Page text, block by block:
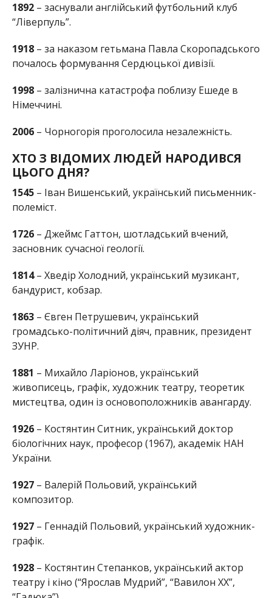
1892– заснували англійський футбольний клуб
“Ліверпуль”.
1918– за наказом гетьмана Павла Скоропадського
почалось формування Сердюцької дивізії.
1998– залізнична катастрофа поблизу Ешеде в
Німеччині.
2006– Чорногорія проголосила незалежність.
ХТО З ВІДОМИХ ЛЮДЕЙ НАРОДИВСЯ
ЦЬОГО ДНЯ?
1545– Іван Вишенський, український письменник-
полеміст.
1726– Джеймс Гаттон, шотладський вчений,
засновник сучасної геології.
1814– Хведір Холодний, український музикант,
бандурист, кобзар.
1863– Євген Петрушевич, український
громадсько-політичний діяч, правник, президент
ЗУНР.
1881 – Михайло Ларіонов, український
живописець, графік, художник театру, теоретик
мистецтва, один із основоположників авангарду.
1926– Костянтин Ситник, український доктор
біологічних наук, професор (1967), академік НАН
України.
1927– Валерій Польовий, український
композитор.
1927– Геннадій Польовий, український художник-
графік.
1928– Костянтин Степанков, український актор
театру і кіно (“Ярослав Мудрий”, “Вавилон ХХ”,